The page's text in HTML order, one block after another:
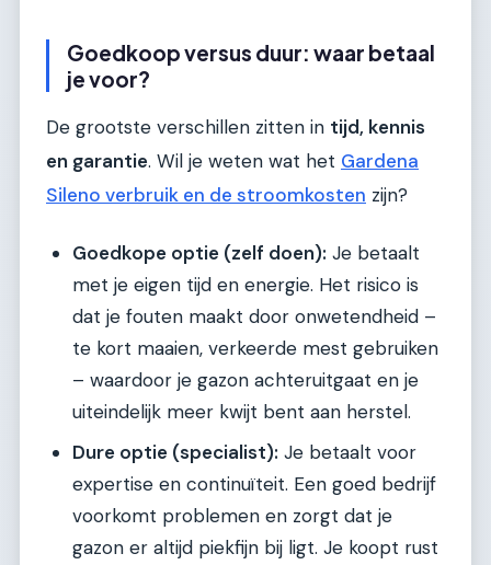
Goedkoop versus duur: waar betaal
je voor?
De grootste verschillen zitten in tijd, kennis
en garantie. Wil je weten wat het Gardena
Sileno verbruik en de stroomkosten zijn?
Goedkope optie (zelf doen): Je betaalt
met je eigen tijd en energie. Het risico is
dat je fouten maakt door onwetendheid –
te kort maaien, verkeerde mest gebruiken
– waardoor je gazon achteruitgaat en je
uiteindelijk meer kwijt bent aan herstel.
Dure optie (specialist): Je betaalt voor
expertise en continuïteit. Een goed bedrijf
voorkomt problemen en zorgt dat je
gazon er altijd piekfijn bij ligt. Je koopt rust